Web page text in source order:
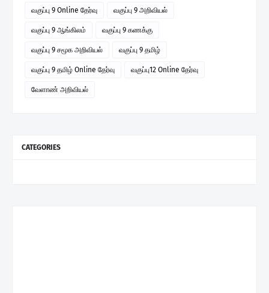
வகுப்பு 9 Online தேர்வு வகுப்பு 9 அறிவியல்
வகுப்பு 9 ஆங்கிலம் வகுப்பு 9 கணக்கு
வகுப்பு 9 சமூக அறிவியல் வகுப்பு 9 தமிழ்
வகுப்பு 9 தமிழ் Online தேர்வு வகுப்பு12 Online தேர்வு
வேளாண் அறிவியல்
CATEGORIES